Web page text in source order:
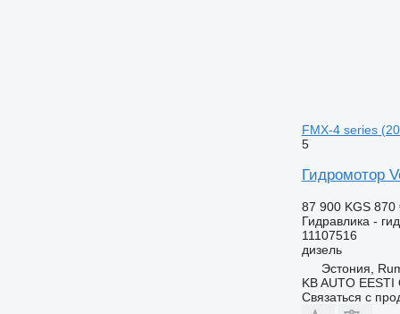
FMX-4 series
5
Гидромотор
87 900 KGS 870
Гидравлика -
11107516
дизель
Эстония,
KB AUTO EESTI
Связаться с